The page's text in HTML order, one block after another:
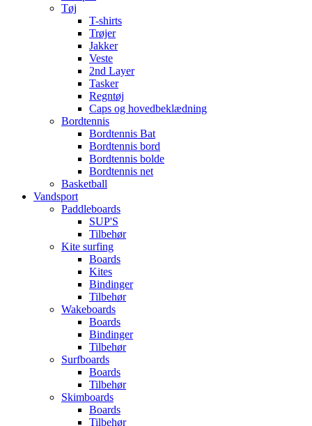
Tøj
T-shirts
Trøjer
Jakker
Veste
2nd Layer
Tasker
Regntøj
Caps og hovedbeklædning
Bordtennis
Bordtennis Bat
Bordtennis bord
Bordtennis bolde
Bordtennis net
Basketball
Vandsport
Paddleboards
SUP'S
Tilbehør
Kite surfing
Boards
Kites
Bindinger
Tilbehør
Wakeboards
Boards
Bindinger
Tilbehør
Surfboards
Boards
Tilbehør
Skimboards
Boards
Tilbehør